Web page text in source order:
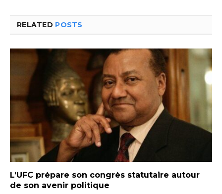
RELATED POSTS
L’UFC prépare son congrès statutaire autour
de son avenir politique